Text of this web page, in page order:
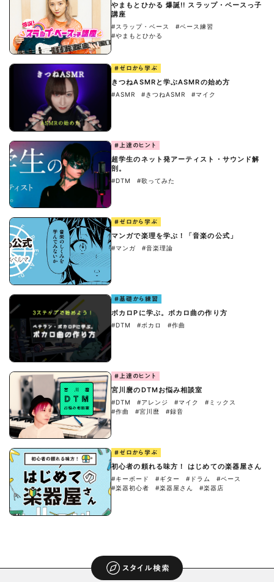
やまもとひかる 爆誕!! スラップ・ベースっ子
講座
#スラップ・ベース
#ベース練習
#やまもとひかる
#ゼロから学ぶ
きつねASMRと学ぶASMRの始め方
#ASMR #きつねASMR #マイク
#上達のヒント
超学生のネット発アーティスト・サウンド解
剖。
#DTM #歌ってみた
#ゼロから学ぶ
マンガで楽理を学ぶ！「音楽の公式」
#マンガ #音楽理論
#基礎から練習
ボカロPに学ぶ。ボカロ曲の作り方
#DTM #ボカロ #作曲
#上達のヒント
宮川麿のDTMお悩み相談室
#DTM #アレンジ #マイク
#ミックス
#作曲
#宮川麿 #録音
#ゼロから学ぶ
初心者の頼れる味方！ はじめての楽器屋さん
#キーボード #ギター #ドラム
#ベース
#楽器初心者
#楽器屋さん #楽器店
スタイル検索